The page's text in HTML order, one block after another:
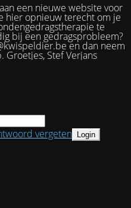
een nieuwe website voor
hier opnieuw terecht om je
te
bij een gedragsprobleem?
en dan neem
Groetjes, Stef Verjans
vergeten